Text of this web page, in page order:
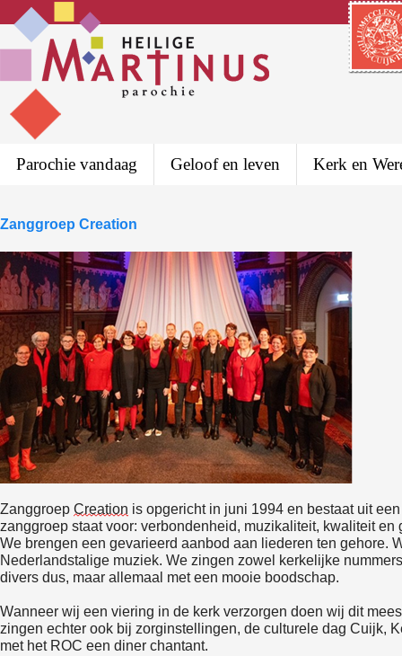
Parochie vandaag Geloof en leven Kerk en
Zanggroep Creation
Zanggroep Creation is opgericht in juni 1994 en bestaat uit
zanggroep staat voor: verbondenheid, muzikaliteit, kwaliteit
We brengen een gevarieerd aanbod aan liederen ten gehore.
Nederlandstalige muziek. We zingen zowel kerkelijke
divers dus, maar allemaal met een mooie boodschap.
Wanneer wij een viering in de kerk verzorgen doen wij dit
zingen echter ook bij zorginstellingen, de culturele dag Cuijk,
met het ROC een diner chantant.